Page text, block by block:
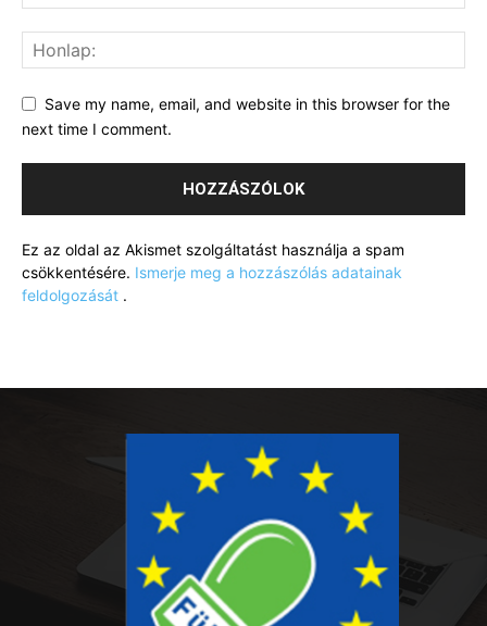
Save my name, email, and website in this browser for the
next time I comment.
Ez az oldal az Akismet szolgáltatást használja a spam
csökkentésére. Ismerje meg a hozzászólás adatainak
feldolgozását .